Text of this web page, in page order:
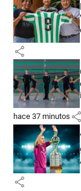
share
hace 37 minutos share
share